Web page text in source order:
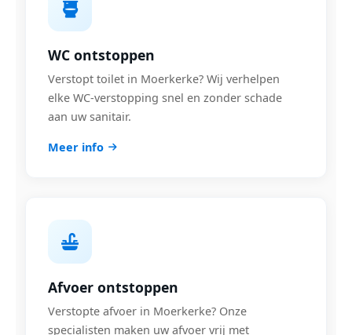
WC ontstoppen
Verstopt toilet in Moerkerke? Wij verhelpen
elke WC-verstopping snel en zonder schade
aan uw sanitair.
Meer info
Afvoer ontstoppen
Verstopte afvoer in Moerkerke? Onze
specialisten maken uw afvoer vrij met